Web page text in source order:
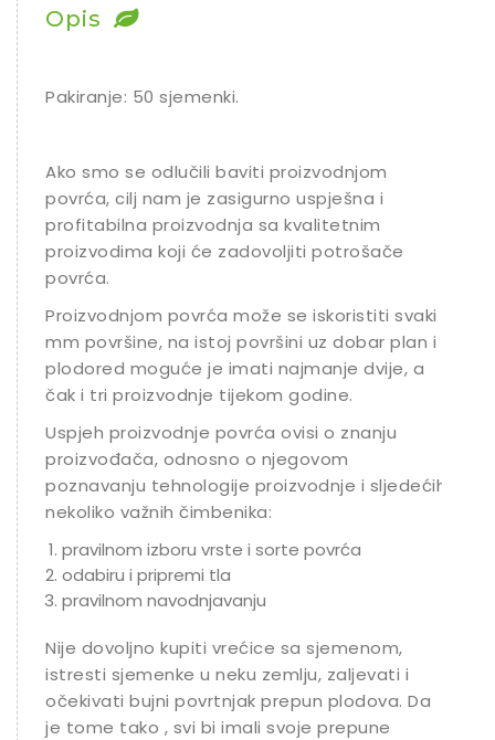
Chili
Opis
Pakiranje: 50 sjemenki.
Ako smo se odlučili baviti proizvodnjom
povrća, cilj nam je zasigurno uspješna i
profitabilna proizvodnja sa kvalitetnim
proizvodima koji će zadovoljiti potrošače
povrća.
Proizvodnjom povrća može se iskoristiti svaki
mm površine, na istoj površini uz dobar plan i
plodored moguće je imati najmanje dvije, a
čak i tri proizvodnje tijekom godine.
Uspjeh proizvodnje povrća ovisi o znanju
proizvođača, odnosno o njegovom
poznavanju tehnologije proizvodnje i sljedećih
nekoliko važnih čimbenika:
pravilnom izboru vrste i sorte povrća
odabiru i pripremi tla
pravilnom navodnjavanju
Nije dovoljno kupiti vrećice sa sjemenom,
istresti sjemenke u neku zemlju, zaljevati i
očekivati bujni povrtnjak prepun plodova. Da
je tome tako , svi bi imali svoje prepune